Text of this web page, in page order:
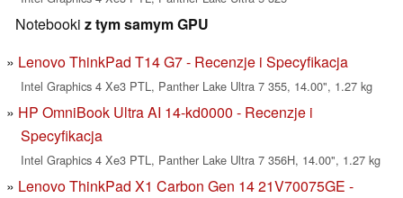
Notebooki z tym samym GPU
Lenovo ThinkPad T14 G7 - Recenzje i Specyfikacja
Intel Graphics 4 Xe3 PTL, Panther Lake Ultra 7 355, 14.00", 1.27 kg
HP OmniBook Ultra AI 14-kd0000 - Recenzje i
Specyfikacja
Intel Graphics 4 Xe3 PTL, Panther Lake Ultra 7 356H, 14.00", 1.27 kg
Lenovo ThinkPad X1 Carbon Gen 14 21V70075GE -